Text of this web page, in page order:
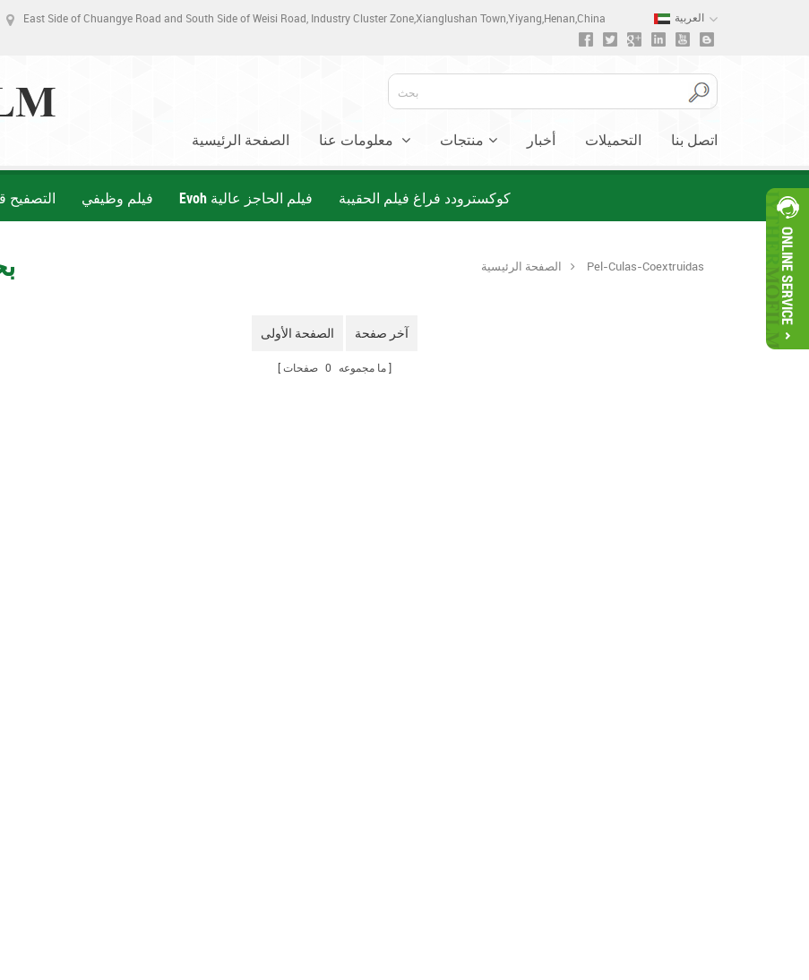
East Side of Chuangye Road and South Side of Weisi Road, Industry Cluster Zone,Xianglushan Town,Yiyang,Henan,China العربية
الصفحة الرئيسية منتجات أخبار التحميلات اتصل بنا
التصفيح فيلم وظيفي Evoh فيلم الحاجز عالية كوكسترودد فراغ فيلم الحقيبة
الصفحة الرئيسية Pel-Culas-Coextruidas
الصفحة الأولى آخر صفحة
ما مجموعه 0 صفحات